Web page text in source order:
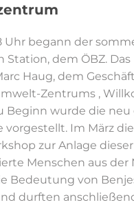
Uhr begann der
Station, dem ÖBZ.
Haug, dem
Zentrums ,
Beginn wurde die neu
vorgestellt. Im März
zur Anlage
Menschen aus der
Bedeutung von
durften